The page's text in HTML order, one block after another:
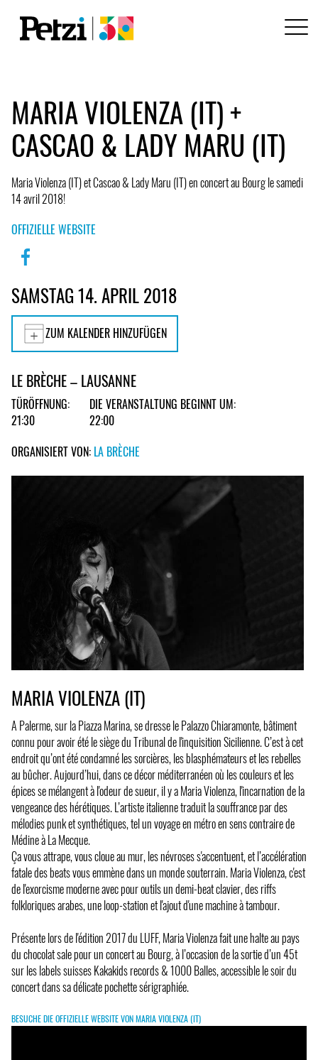
MARIA VIOLENZA (IT) +
CASCAO & LADY MARU (IT)
Maria Violenza (IT) et Cascao & Lady Maru (IT) en concert au Bourg le samedi
14 avril 2018!
OFFIZIELLE WEBSITE
SAMSTAG 14. APRIL 2018
ZUM KALENDER HINZUFÜGEN
LE BRÈCHE – LAUSANNE
TÜRÖFFNUNG:
21:30
DIE VERANSTALTUNG BEGINNT UM:
22:00
ORGANISIERT VON: LA BRÈCHE
MARIA VIOLENZA (IT)
A Palerme, sur la Piazza Marina, se dresse le Palazzo Chiaramonte, bâtiment
connu pour avoir été le siège du Tribunal de l'inquisition Sicilienne. C’est à cet
endroit qu’ont été condamné les sorcières, les blasphémateurs et les rebelles
au bûcher. Aujourd’hui, dans ce décor méditerranéen où les couleurs et les
épices se mélangent à l'odeur de sueur, il y a Maria Violenza, l'incarnation de la
vengeance des hérétiques. L’artiste italienne traduit la souffrance par des
mélodies punk et synthétiques, tel un voyage en métro en sens contraire de
Médine à La Mecque.
Ça vous attrape, vous cloue au mur, les névroses s'accentuent, et l’accélération
fatale des beats vous emmène dans un monde souterrain. Maria Violenza, c'est
de l'exorcisme moderne avec pour outils un demi-beat clavier, des riffs
folkloriques arabes, une loop-station et l'ajout d'une machine à tambour.
Présente lors de l'édition 2017 du LUFF, Maria Violenza fait une halte au pays
du chocolat sale pour un concert au Bourg, à l’occasion de la sortie d’un 45t
sur les labels suisses Kakakids records & 1000 Balles, accessible le soir du
concert dans sa délicate pochette sérigraphiée.
BESUCHE DIE OFFIZIELLE WEBSITE VON MARIA VIOLENZA (IT)